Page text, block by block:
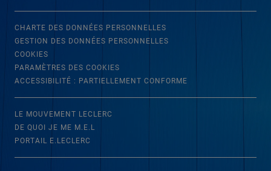
CHARTE DES DONNÉES PERSONNELLES
GESTION DES DONNÉES PERSONNELLES
COOKIES
PARAMÈTRES DES COOKIES
ACCESSIBILITÉ : PARTIELLEMENT CONFORME
LE MOUVEMENT LECLERC
DE QUOI JE ME M.E.L
PORTAIL E.LECLERC